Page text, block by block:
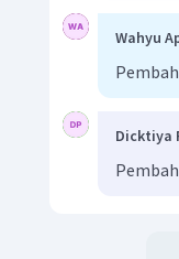
Wahyu
Dicktiya